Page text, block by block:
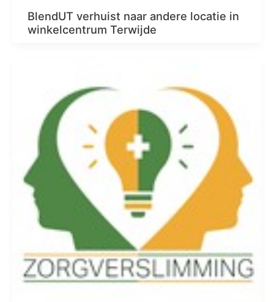
BlendUT verhuist naar andere locatie in
winkelcentrum Terwijde